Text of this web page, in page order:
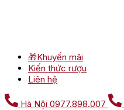
🎁Khuyến mãi
Kiến thức rượu
Liên hệ
Hà Nội 0977.898.007